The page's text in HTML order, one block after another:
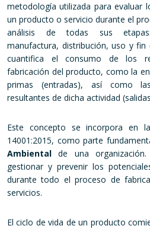
metodología utilizada para evaluar
un producto o servicio durante el
análisis de todas sus
manufactura, distribución, uso y
cuantifica el consumo de los
fabricación del producto, como la
primas (entradas), así como
resultantes de dicha actividad
Este concepto se incorpora en
14001:2015, como parte
Ambiental de una
gestionar y prevenir los
durante todo el proceso de
servicios.
El ciclo de vida de un producto